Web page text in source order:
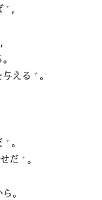
+ ，
与える + 。
+ 。
せだ + 。
。